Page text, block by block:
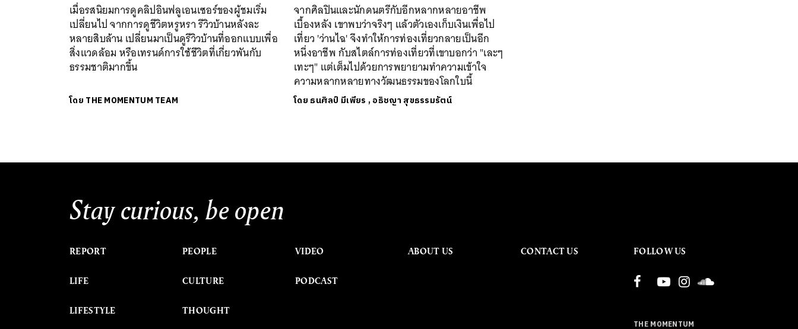
เมื่อรสนิยมการดูคลิปอินฟลูเอนเซอร์ของผู้ชมเริ่ม
เปลี่ยนไป จากการดูชีวิตหรูหรา รีวิวบ้านหลังละ
หลายสิบล้าน เปลี่ยนมาเป็นดูรีวิวบ้านที่ออกแบบเพื่อ
สิ่งแวดล้อม หรือเทรนด์การใช้ชีวิตที่เกี่ยวพันกับ
ธรรมชาติมากขึ้น
โดย THE MOMENTUM TEAM
จากศิลปินและนักดนตรีกับอีกหลากหลายอาชีพ
เบื้องหลัง เขาพบว่าจริงๆ แล้วตัวเองเก็บเงินเพื่อไป
เที่ยว 'ว่านไฉ' จึงทำให้การท่องเที่ยวกลายเป็นอีก
หนึ่งอาชีพ กับสไตล์การท่องเที่ยวที่เขาบอกว่า "เละๆ
เทะๆ" แต่เต็มไปด้วยการพยายามทำความเข้าใจ
ความหลากหลายทางวัฒนธรรมของโลกใบนี้
โดย ธนศิลป์ มีเพียร ,อธิชญา สุขธรรมรัตน์
Stay curious, be open
REPORT
LIFE
LIFESTYLE
PEOPLE
CULTURE
THOUGHT
VIDEO
PODCAST
ABOUT US CONTACT US FOLLOW US
THE MOMENTUM
SHARE TWEET LINE EMAIL